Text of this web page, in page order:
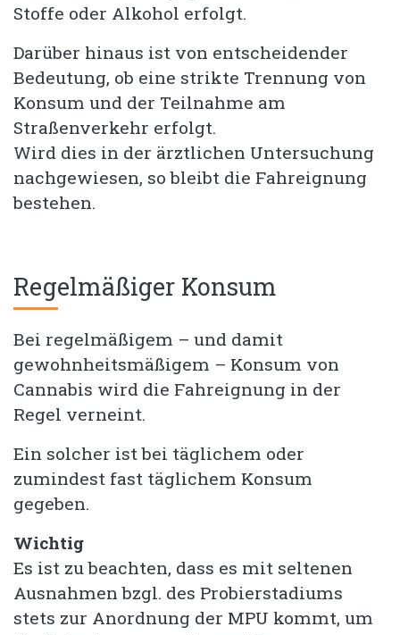
Stoffe oder Alkohol erfolgt.
Darüber hinaus ist von entscheidender
Bedeutung, ob eine strikte Trennung von
Konsum und der Teilnahme am
Straßenverkehr erfolgt.
Wird dies in der ärztlichen Untersuchung
nachgewiesen, so bleibt die Fahreignung
bestehen.
Regelmäßiger Konsum
Bei regelmäßigem – und damit
gewohnheitsmäßigem – Konsum von
Cannabis wird die Fahreignung in der
Regel verneint.
Ein solcher ist bei täglichem oder
zumindest fast täglichem Konsum
gegeben.
Wichtig
Es ist zu beachten, dass es mit seltenen
Ausnahmen bzgl. des Probierstadiums
stets zur Anordnung der MPU kommt, um